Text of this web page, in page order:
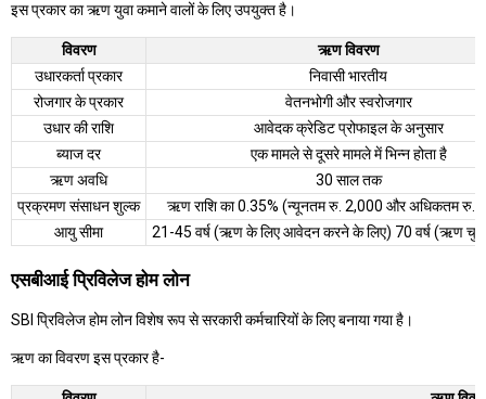
इस प्रकार का ऋण युवा कमाने वालों के लिए उपयुक्त है।
विवरण
ऋण विवरण
उधारकर्ता प्रकार
निवासी भारतीय
रोजगार के प्रकार
वेतनभोगी और स्वरोजगार
उधार की राशि
आवेदक क्रेडिट प्रोफाइल के अनुसार
ब्याज दर
एक मामले से दूसरे मामले में भिन्न होता है
ऋण अवधि
30 साल तक
प्रक्रमण संसाधन शुल्क
ऋण राशि का 0.35% (न्यूनतम रु. 2,000 और अधिकतम रु.
आयु सीमा
21-45 वर्ष (ऋण के लिए आवेदन करने के लिए) 70 वर्ष (ऋण
एसबीआई प्रिविलेज होम लोन
SBI प्रिविलेज होम लोन विशेष रूप से सरकारी कर्मचारियों के लिए बनाया गया है।
ऋण का विवरण इस प्रकार है-